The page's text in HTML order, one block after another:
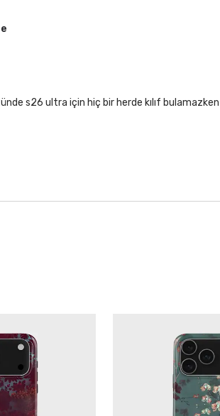
s26 ultra için hiç bir herde kılıf